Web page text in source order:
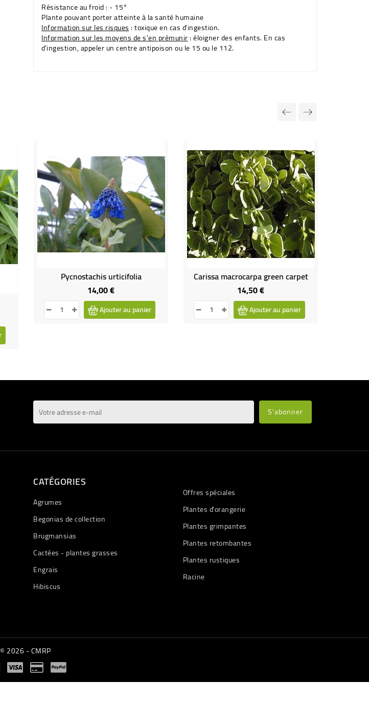
Résistance au froid : - 15°
Plante pouvant porter atteinte à la santé humaine
Information sur les risques: toxique en cas d'ingestion.
Information sur les moyens de s'en prémunir: éloigner des enfants. En cas
d'ingestion, appeler un centre antipoison ou le 15 ou le 112.
Pycnostachis urticifolia
14,00 €Prix
Ajouter au panier
Carissa macrocarpa green carpet
14,50 €Prix
Ajouter au panier
CATÉGORIES
Agrumes
Begonias de collection
Brugmansias
Cactées - plantes grasses
Engrais
Hibiscus
Offres spéciales
Plantes d'orangerie
Plantes grimpantes
Plantes retombantes
Plantes rustiques
Racine
© 2026 - CMRP